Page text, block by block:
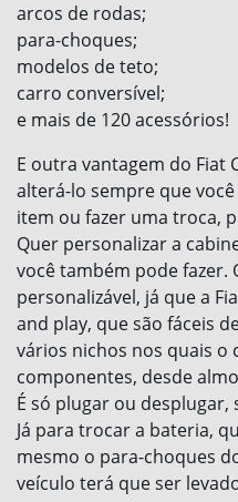
arcos de rodas;
para-choques;
modelos de teto;
carro conversível;
e mais de 120 acessórios!
E outra vantagem do Fiat
alterá-lo sempre que
item ou fazer uma troca,
Quer personalizar a
você também pode fazer.
personalizável, já que a
and play, que são fáceis
vários nichos nos quais o
componentes, desde
É só plugar ou desplugar,
Já para trocar a bateria,
mesmo o para-choques
veículo terá que ser